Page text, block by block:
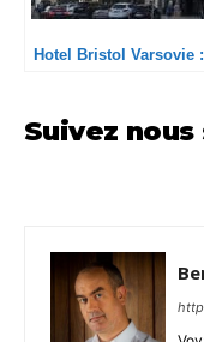
Hotel Bristol Varsovie
Suivez nous